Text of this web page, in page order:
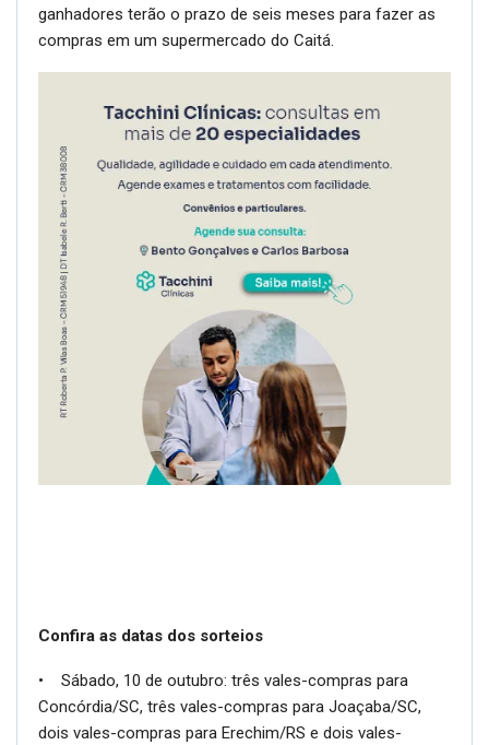
ganhadores terão o prazo de seis meses para fazer as
compras em um supermercado do Caitá.
Confira as datas dos sorteios
• Sábado, 10 de outubro: três vales-compras para
Concórdia/SC, três vales-compras para Joaçaba/SC,
dois vales-compras para Erechim/RS e dois vales-